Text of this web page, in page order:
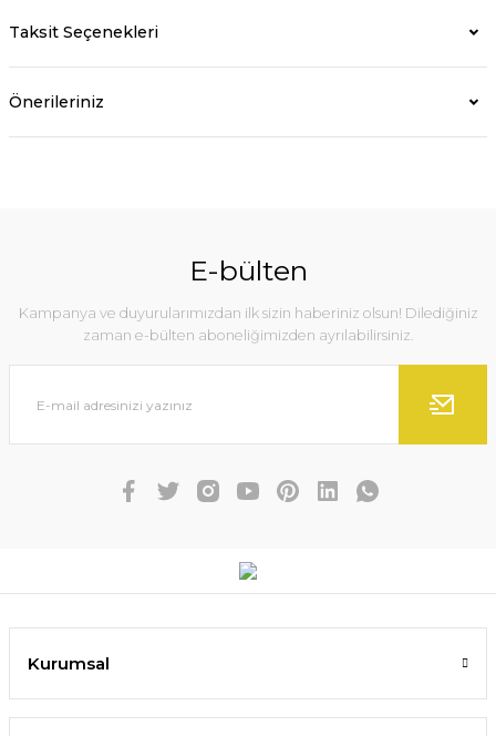
Taksit Seçenekleri
Önerileriniz
E-bülten
Kampanya ve duyurularımızdan ilk sizin haberiniz olsun! Dilediğiniz
zaman e-bülten aboneliğimizden ayrılabilirsiniz.
Kurumsal